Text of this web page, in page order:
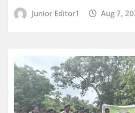
Junior Editor1 Aug 7,